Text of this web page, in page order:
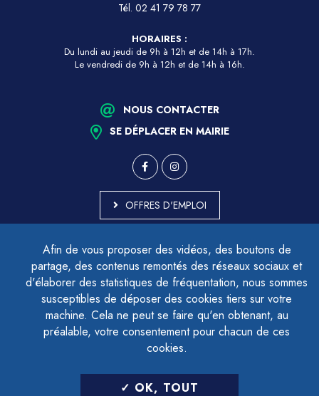
Afin de vous proposer des vidéos, des boutons de
partage, des contenus remontés des réseaux sociaux et
d'élaborer des statistiques de fréquentation, nous sommes
susceptibles de déposer des cookies tiers sur votre
machine. Cela ne peut se faire qu'en obtenant, au
préalable, votre consentement pour chacun de ces
cookies.
OK, TOUT
Tél. 02 41 79 78 77
HORAIRES :
Du lundi au jeudi de 9h à 12h et de 14h à 17h.
Le vendredi de 9h à 12h et de 14h à 16h.
NOUS CONTACTER
SE DÉPLACER EN MAIRIE
OFFRES D'EMPLOI
ACCESSIBILITÉ - PARTIELLEMENT CONFORME
PLAN DU SITE
MENTIONS LÉGALES
CONTACTER LE DÉLÉGUÉ À LA PROTECTION DES DONNÉES
GESTION DES COOKIES
LETTRE D'INFORMATION